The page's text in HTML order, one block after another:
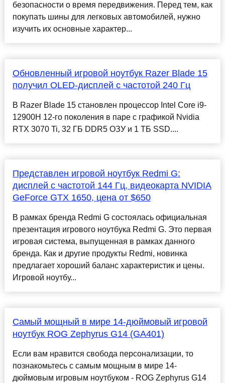
безопасности о время передвижения. Перед тем, как
покупать шины для легковых автомобилей, нужно
изучить их основные характер...
Обновленный игровой ноутбук Razer Blade 15
получил OLED-дисплей с частотой 240 Гц
В Razer Blade 15 становлен процессор Intel Core i9-
12900H 12-го поколения в паре с графикой Nvidia
RTX 3070 Ti, 32 ГБ DDR5 ОЗУ и 1 ТБ SSD....
Представлен игровой ноутбук Redmi G:
дисплей с частотой 144 Гц, видеокарта NVIDIA
GeForce GTX 1650, цена от $650
В рамках бренда Redmi G состоялась официальная
презентация игрового ноутбука Redmi G. Это первая
игровая система, выпущенная в рамках данного
бренда. Как и другие продукты Redmi, новинка
предлагает хороший баланс характеристик и цены.
Игровой ноутбу...
Самый мощный в мире 14-дюймовый игровой
ноутбук ROG Zephyrus G14 (GA401)
Если вам нравится свобода персонализации, то
познакомьтесь с самым мощным в мире 14-
дюймовым игровым ноутбуком - ROG Zephyrus G14